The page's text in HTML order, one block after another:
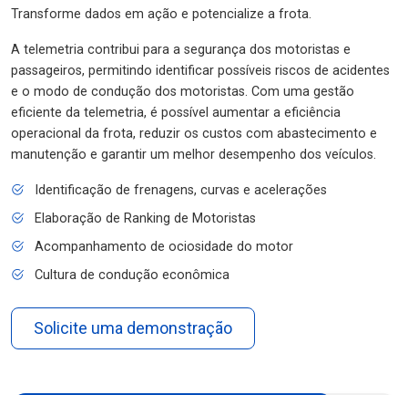
Transforme dados em ação e potencialize a frota.
A telemetria contribui para a segurança dos motoristas e
passageiros, permitindo identificar possíveis riscos de acidentes
e o modo de condução dos motoristas. Com uma gestão
eficiente da telemetria, é possível aumentar a eficiência
operacional da frota, reduzir os custos com abastecimento e
manutenção e garantir um melhor desempenho dos veículos.
Identificação de frenagens, curvas e acelerações
Elaboração de Ranking de Motoristas
Acompanhamento de ociosidade do motor
Cultura de condução econômica
Solicite uma demonstração